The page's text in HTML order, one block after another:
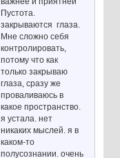
Пустота.
закрываются глаза.
Мне сложно себя
контролировать,
потому что как
только закрываю
глаза, сразу же
проваливаюсь в
какое пространство.
я устала. нет
никаких мыслей. я в
каком-то
полусознании. очень